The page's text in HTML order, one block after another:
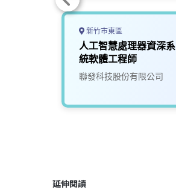
新竹市東區
人工智慧處理器資深系
統軟體工程師
聯發科技股份有限公司
延伸閱讀